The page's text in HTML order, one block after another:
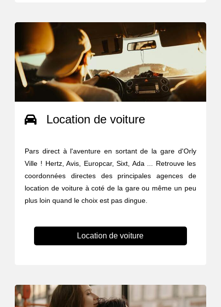
Location de voiture
Pars direct à l'aventure en sortant de la gare d'Orly
Ville ! Hertz, Avis, Europcar, Sixt, Ada ... Retrouve les
coordonnées directes des principales agences de
location de voiture à coté de la gare ou même un peu
plus loin quand le choix est pas dingue.
Location de voiture